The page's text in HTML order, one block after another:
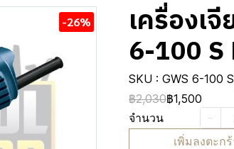
-26% เครื่องเ
6-100
SKU : GWS 6-100 S
฿2,030฿1,500
จำนวน
เพิ่มลงตะก